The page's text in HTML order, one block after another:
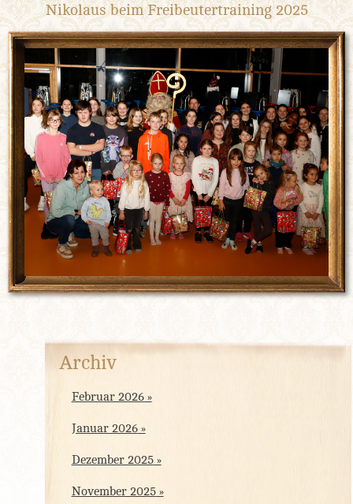
Nikolaus beim Freibeutertraining 2025
Archiv
Februar 2026
Januar 2026
Dezember 2025
November 2025